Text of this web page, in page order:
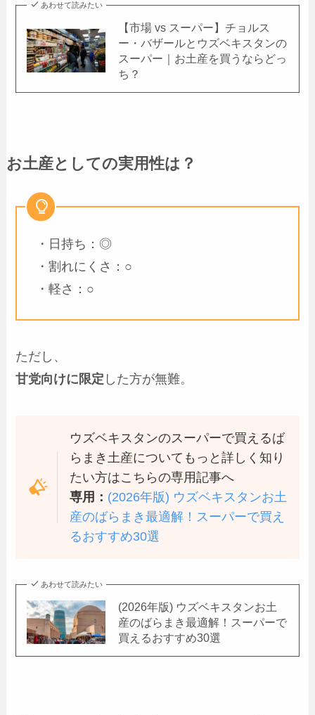
あわせて読みたい
【市場 vs スーパー】チョルス
ー・バザールとウズベキスタンの
スーパー｜お土産を買うならどっ
ち？
お土産としての実用性は？
・日持ち：◎
・割れにくさ：○
・軽さ：○
ただし、
甘党向けに限定 した方が無難。
ウズベキスタンのスーパーで買えるば
らまき土産についてもっと詳しく知り
たい方はこちらの専用記事へ
専用： (2026年版) ウズベキスタンお土
産のばらまき最適解！スーパーで買え
るおすすめ30選
あわせて読みたい
(2026年版) ウズベキスタンお土
産のばらまき最適解！スーパーで
買えるおすすめ30選